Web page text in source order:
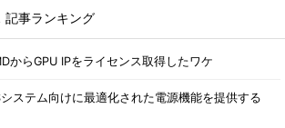
記事ランキング
からGPU IPをライセンス取得したワケ
ステム向けに最適化された電源機能を提供する